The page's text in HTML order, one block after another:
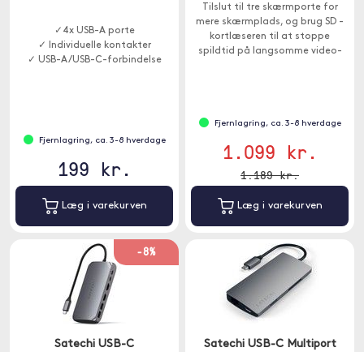
✓4x USB-A porte
✓ Individuelle kontakter
✓ USB-A/USB-C-forbindelse
Fjernlagring, ca. 3-8 hverdage
199 kr.
Læg i varekurven
Tilslut til tre skærmporte for
mere skærmplads, og brug SD -
kortlæseren til at stoppe
spildtid på langsomme video-
Fjernlagring, ca. 3-8 hverdage
1.099 kr.
1.189 kr.
Læg i varekurven
-8%
Satechi USB-C
Satechi USB-C Multiport